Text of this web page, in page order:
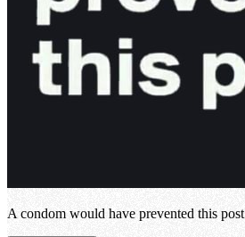
A condom would have prevented this post